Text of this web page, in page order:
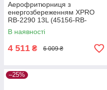
Аерофритюрниця з
енергозбереженням XPRO
RB-2290 13L (45156-RB-
2290_2826)
В наявності
4 511 ₴ 6 009 ₴
–25%